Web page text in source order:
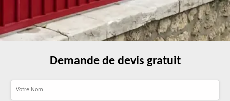
Demande de devis gratuit